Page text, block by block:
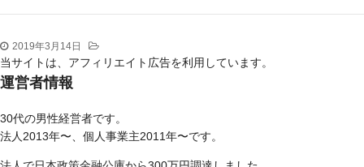
2019年3月14日
当サイトは、アフィリエイト広告を利用しています。
運営者情報
30代の男性経営者です。
法人2013年〜、個人事業主2011年〜です。